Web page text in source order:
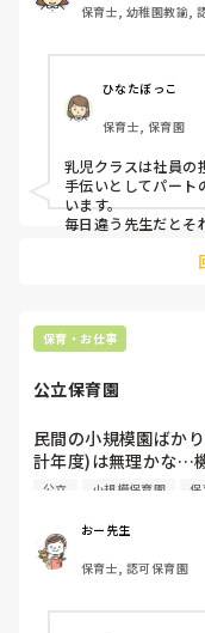
保育士, 幼稚園教諭,
ひなたぼっこ
保育士, 保育園
乳児クラスは社員の
手伝いとしてパート
います。
毎日違う先生だとそ
保育・お仕事
公立保育園
民間の小規模園ばか
計年度)は無理かな…
もや職員の人数の多
公立 小規模保育園 保
おー先生
保育士, 認可保育園